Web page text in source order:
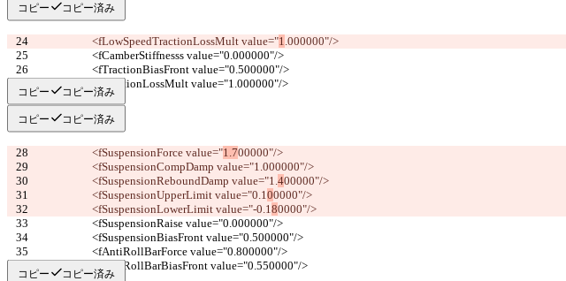
コピー コピー済み
			<fLowSpeedTractionLossMult value="
1.000000"/>
			<fCamberStiffnesss value="0.000000"/>
			<fTractionBiasFront value="0.500000"/>
			<fTractionLossMult value="1.000000"/>
コピー コピー済み
コピー コピー済み
			<fSuspensionForce value="
1.700000"/>
			<fSuspensionCompDamp value="1.
000000"/>
			<fSuspensionReboundDamp value="1.
400000"/>
			<fSuspensionUpperLimit value="0.1
00000"/>
			<fSuspensionLowerLimit value="-0.1
80000"/>
			<fSuspensionRaise value="0.000000"/>
			<fSuspensionBiasFront value="0.500000"/>
			<fAntiRollBarForce value="0.800000"/>
			<fAntiRollBarBiasFront value="0.550000"/>
コピー コピー済み